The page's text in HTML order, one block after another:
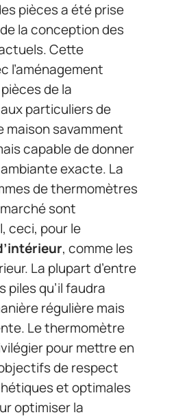
pièces a été prise
la conception des
Cette
l’aménagement
de la
particuliers de
maison savamment
capable de donner
exacte. La
de thermomètres
sont
ceci, pour le
, comme les
La plupart d’entre
piles qu’il faudra
régulière mais
Le thermomètre
pour mettre en
de respect
et optimales
optimiser la